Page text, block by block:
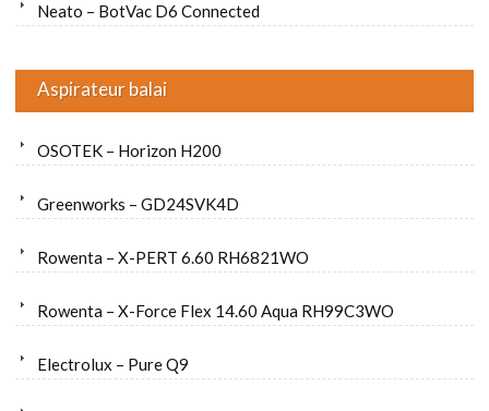
Neato – BotVac D6 Connected
Aspirateur balai
OSOTEK – Horizon H200
Greenworks – GD24SVK4D
Rowenta – X-PERT 6.60 RH6821WO
Rowenta – X-Force Flex 14.60 Aqua RH99C3WO
Electrolux – Pure Q9